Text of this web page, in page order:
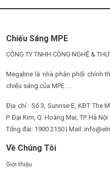
Chiếu Sáng MPE
CÔNG TY TNHH CÔNG NGHỆ &
Megaline là nhà phân phối chính
chiếu sáng của MPE ....
Địa chỉ : Số 3, Sunrise E, KĐT The
P. Đại Kim, Q. Hoàng Mai, TP. Hà Nội
Tổng đài: 1900 2150 | Mail:
Về Chúng Tôi
Giới thiệu